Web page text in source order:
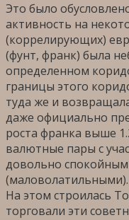
Это было
активность на
(коррелирующих)
(фунт, франк) была
определенном
границы этого
туда же и
даже официально
роста франка выше
валютные пары с
довольно
(маловолатильными).
На этом строилась
торговали эти